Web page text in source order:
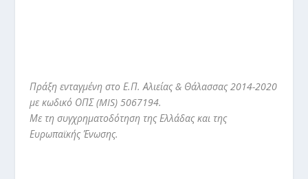
Πράξη ενταγμένη στο Ε.Π. Αλιείας & Θάλασσας 2014-2020
με κωδικό ΟΠΣ (MIS) 5067194.
Με τη συγχρηματοδότηση της Ελλάδας και της
Ευρωπαϊκής Ένωσης.